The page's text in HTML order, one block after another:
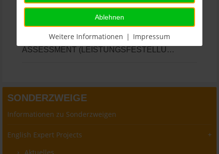
kurze Einheiten von Sachfächern wie Erdkunde,
Geschichte, Biologie, Sport, Musik etc.
ASSESSMENT (LEISTUNGSFESTELLUNG)
SONDERZWEIGE
Informationen zu Sonderzweigen
English Expert Projects
Ablehnen
Weitere Informationen | Impressum